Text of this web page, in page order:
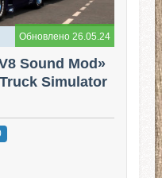
Обновлено 26.05.24
Sound Mod»
Simulator